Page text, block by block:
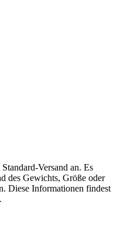
Versand an. Es
des Gewichts, Größe oder
Diese Informationen findest